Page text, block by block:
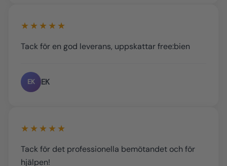
★★★★★
Tack för en god leverans, uppskattar free:bien
EK EK
★★★★★
Tack för det professionella bemötandet och för
hjälpen!